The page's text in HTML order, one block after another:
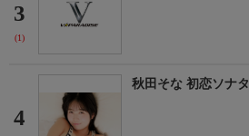
3
(1)
4
秋田そな 初恋ソナタ